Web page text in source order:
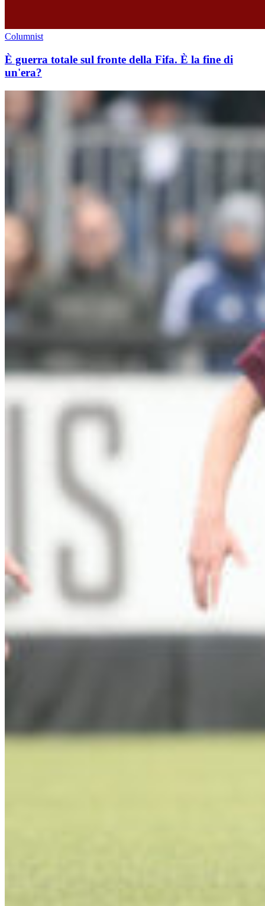
Columnist
È guerra totale sul fronte della Fifa. È la fine di
un'era?